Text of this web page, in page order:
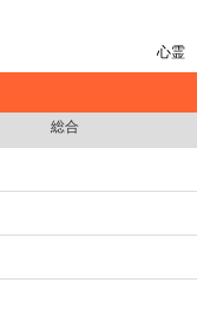
心霊
総合